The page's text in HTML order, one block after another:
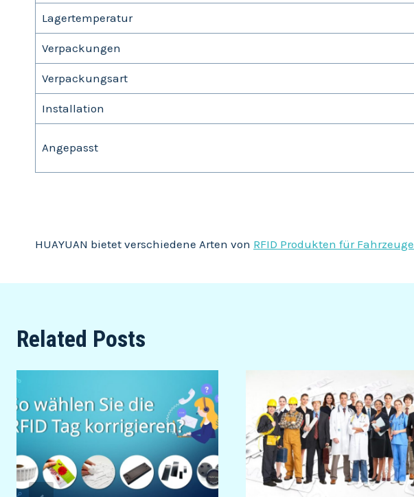
Lagertemperatur
Verpackungen
Verpackungsart
Installation
Angepasst
HUAYUAN bietet verschiedene Arten von RFID Produkten für Fahrzeuge
Related Posts